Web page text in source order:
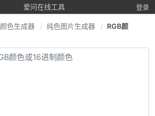
爱问在线工具 登录
颜色生成器 纯色图片生成器 RGB颜色值转